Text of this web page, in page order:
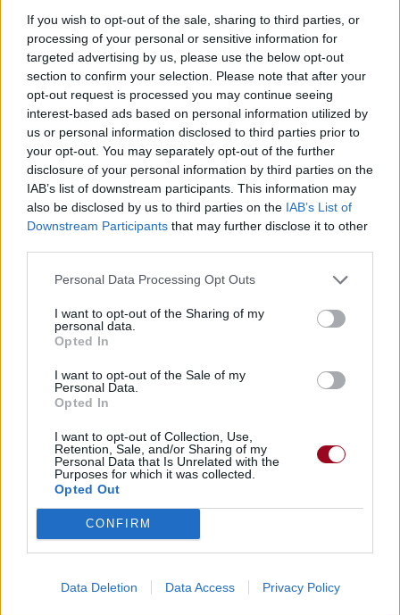
If you wish to opt-out of the sale, sharing to third parties, or
processing of your personal or sensitive information for
targeted advertising by us, please use the below opt-out
section to confirm your selection. Please note that after your
opt-out request is processed you may continue seeing
interest-based ads based on personal information utilized by
us or personal information disclosed to third parties prior to
your opt-out. You may separately opt-out of the further
disclosure of your personal information by third parties on the
IAB’s list of downstream participants. This information may
also be disclosed by us to third parties on the IAB’s List of
Downstream Participants that may further disclose it to other
Personal Data Processing Opt Outs
I want to opt-out of the Sharing of my
personal data.
Opted In
I want to opt-out of the Sale of my
Personal Data.
Opted In
I want to opt-out of Collection, Use,
Retention, Sale, and/or Sharing of my
Personal Data that Is Unrelated with the
Purposes for which it was collected.
Opted Out
CONFIRM
Data Deletion Data Access Privacy Policy
Dire «merci» pour cette traduction Corriger une erreur